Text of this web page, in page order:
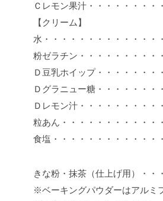
Ｃレモン果汁・・・・・・・・
【クリーム】
水・・・・・・・・・・・・・
粉ゼラチン・・・・・・・・・
Ｄ豆乳ホイップ・・・・・・・
Ｄグラニュー糖・・・・・・・
Ｄレモン汁・・・・・・・・・
粒あん・・・・・・・・・・・
食塩・・・・・・・・・・・・
きな粉・抹茶（仕上げ用）・・
※ベーキングパウダーはアルミ